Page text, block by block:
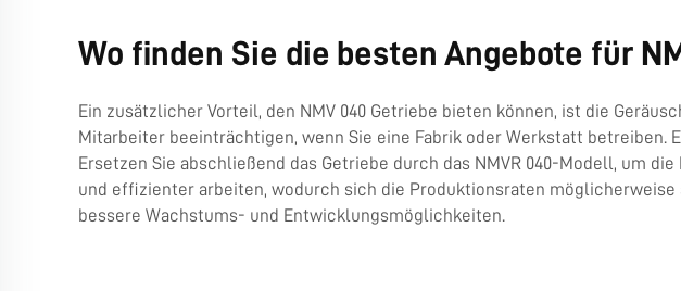
Wo finden Sie die besten Angebote für
Ein zusätzlicher Vorteil, den NMV 040 Getriebe bieten können, ist die
Mitarbeiter beeinträchtigen, wenn Sie eine Fabrik oder Werkstatt
Ersetzen Sie abschließend das Getriebe durch das NMVR 040-Modell, um
und effizienter arbeiten, wodurch sich die Produktionsraten
bessere Wachstums- und Entwicklungsmöglichkeiten.